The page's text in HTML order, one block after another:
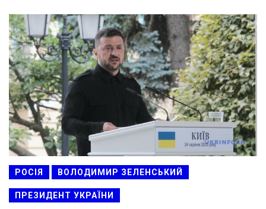
РОСІЯ ВОЛОДИМИР ЗЕЛЕНСЬКИЙ
ПРЕЗИДЕНТ УКРАЇНИ